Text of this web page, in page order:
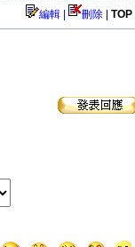
編輯 | 刪除 TOP